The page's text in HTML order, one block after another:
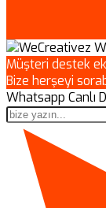
Müşteri destek
Bize herşeyi
Whatsapp Canlı